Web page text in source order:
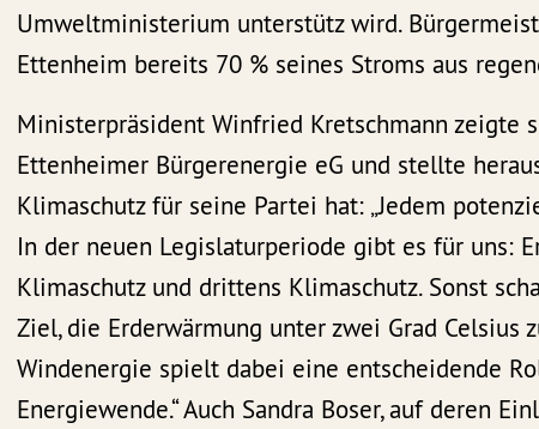
Umweltministerium unterstütz wird.
Ettenheim bereits 70 % seines Stroms aus
Ministerpräsident Winfried Kretschmann zeigte
Ettenheimer Bürgerenergie eG und stellte
Klimaschutz für seine Partei hat: „Jedem
In der neuen Legislaturperiode gibt es für uns:
Klimaschutz und drittens Klimaschutz. Sonst
Ziel, die Erderwärmung unter zwei Grad Celsius
Windenergie spielt dabei eine entscheidende
Energiewende.“ Auch Sandra Boser, auf deren